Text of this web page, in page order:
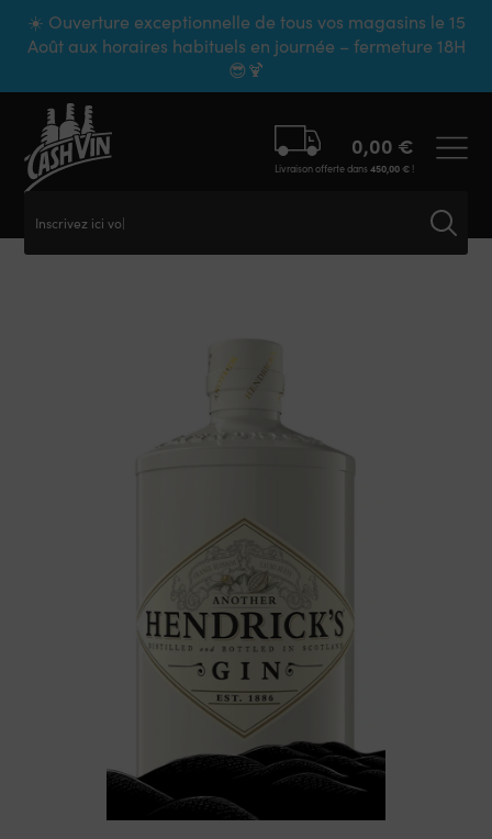
☀️ Ouverture exceptionnelle de tous vos magasins le 15
Août aux horaires habituels en journée – fermeture 18H
😎🍹
Inscrivez ici votr
0,00 €
Livraison offerte dans450,00 €!
Panneau de gestion des cookies